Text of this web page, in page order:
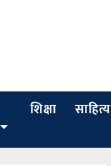
शिक्षा साहित्य